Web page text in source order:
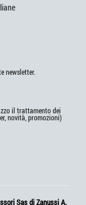
newsletter.
il trattamento dei
novità, promozioni)
Sas di Zanussi A.